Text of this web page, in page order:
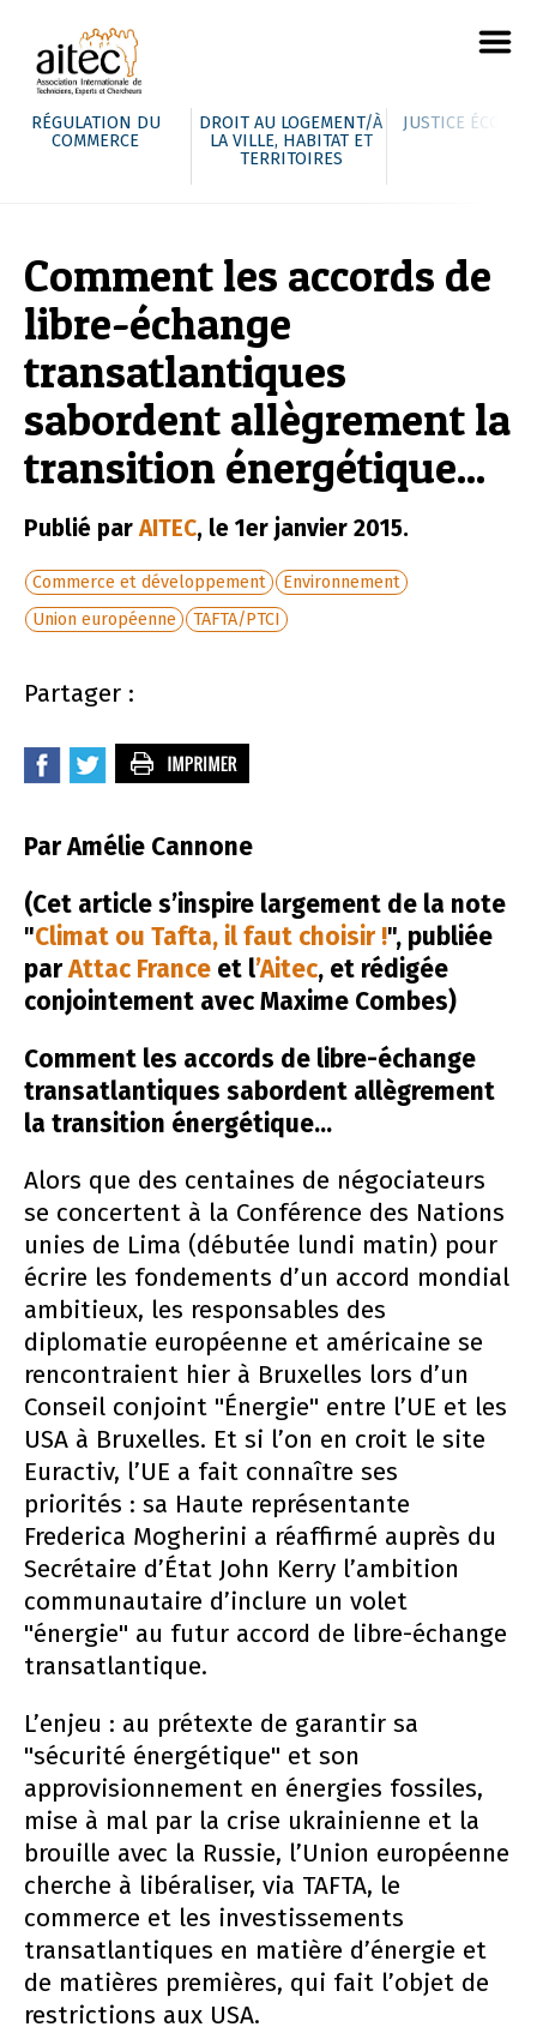
RÉGULATION DU
COMMERCE
DROIT AU LOGEMENT/À
LA VILLE, HABITAT ET
TERRITOIRES
JUSTICE
Comment les accords de
libre-échange
transatlantiques
sabordent allègrement la
transition énergétique...
Publié parAITEC, le 1er janvier 2015.
Commerce et développement
Environnement
Union européenne
TAFTA/PTCI
Partager :
Par Amélie Cannone
(Cet article s’inspire largement de la note
"Climat ou Tafta, il faut choisir !", publiée
parAttac France et l’Aitec, et rédigée
conjointement avec Maxime Combes)
Comment les accords de libre-échange
transatlantiques sabordent allègrement
la transition énergétique...
Alors que des centaines de négociateurs
se concertent à la Conférence des Nations
unies de Lima (débutée lundi matin) pour
écrire les fondements d’un accord mondial
ambitieux, les responsables des
diplomatie européenne et américaine se
rencontraient hier à Bruxelles lors d’un
Conseil conjoint "Énergie" entre l’UE et les
USA à Bruxelles. Et si l’on en croit le site
Euractiv, l’UE a fait connaître ses
priorités : sa Haute représentante
Frederica Mogherini a réaffirmé auprès du
Secrétaire d’État John Kerry l’ambition
communautaire d’inclure un volet
"énergie" au futur accord de libre-échange
transatlantique.
L’enjeu : au prétexte de garantir sa
"sécurité énergétique" et son
approvisionnement en énergies fossiles,
mise à mal par la crise ukrainienne et la
brouille avec la Russie, l’Union européenne
cherche à libéraliser, via TAFTA, le
commerce et les investissements
transatlantiques en matière d’énergie et
de matières premières, qui fait l’objet de
restrictions aux USA.